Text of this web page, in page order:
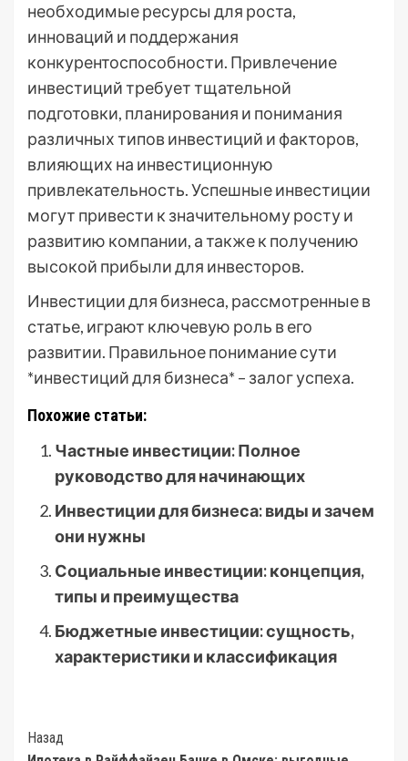
необходимые ресурсы для роста,
инноваций и поддержания
конкурентоспособности. Привлечение
инвестиций требует тщательной
подготовки, планирования и понимания
различных типов инвестиций и факторов,
влияющих на инвестиционную
привлекательность. Успешные инвестиции
могут привести к значительному росту и
развитию компании, а также к получению
высокой прибыли для инвесторов.
Инвестиции для бизнеса, рассмотренные в
статье, играют ключевую роль в его
развитии. Правильное понимание сути
*инвестиций для бизнеса* – залог успеха.
Похожие статьи:
Частные инвестиции: Полное
руководство для начинающих
Инвестиции для бизнеса: виды и зачем
они нужны
Социальные инвестиции: концепция,
типы и преимущества
Бюджетные инвестиции: сущность,
характеристики и классификация
Post
Назад